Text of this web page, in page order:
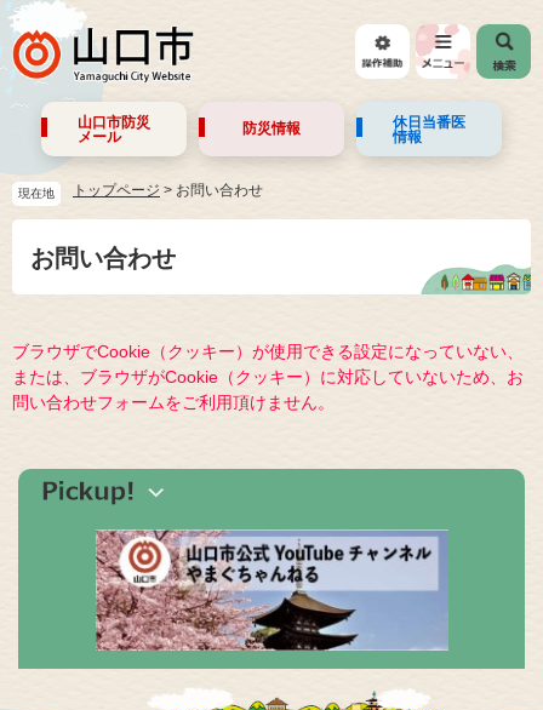
山口市防災
メール
防災情報
休日当番医
情報
現在地 トップページ > お問い合わせ
お問い合わせ
ブラウザでCookie（クッキー）が使用できる設定になっていない、
または、ブラウザがCookie（クッキー）に対応していないため、お
問い合わせフォームをご利用頂けません。